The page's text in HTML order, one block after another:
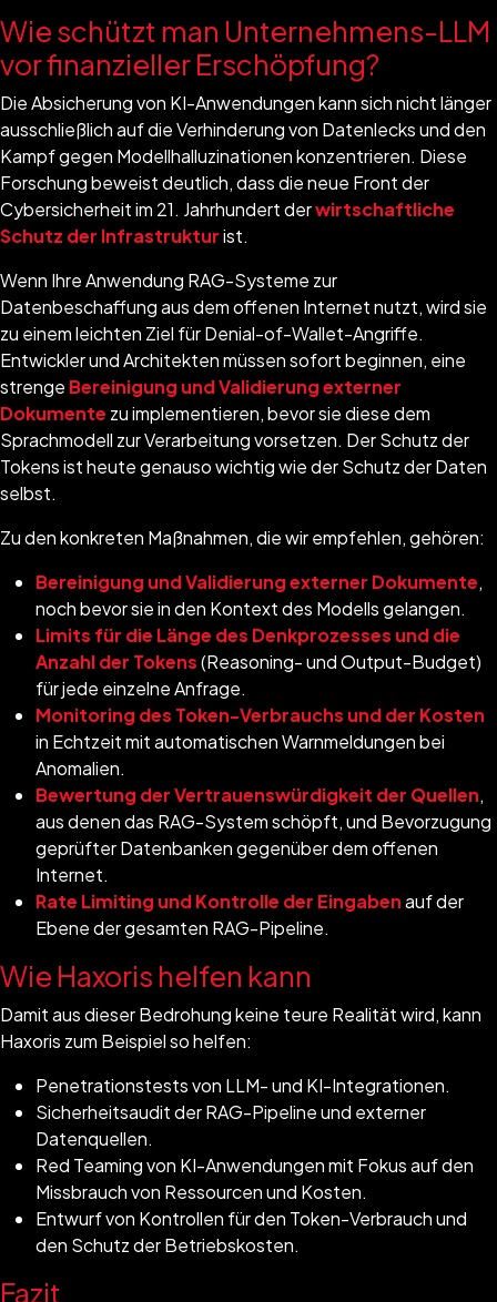
Wie schützt man Unternehmens-LLM
vor finanzieller Erschöpfung?
Die Absicherung von KI-Anwendungen kann sich nicht länger
ausschließlich auf die Verhinderung von Datenlecks und den
Kampf gegen Modellhalluzinationen konzentrieren. Diese
Forschung beweist deutlich, dass die neue Front der
Cybersicherheit im 21. Jahrhundert derwirtschaftliche
Schutz der Infrastrukturist.
Wenn Ihre Anwendung RAG-Systeme zur
Datenbeschaffung aus dem offenen Internet nutzt, wird sie
zu einem leichten Ziel für Denial-of-Wallet-Angriffe.
Entwickler und Architekten müssen sofort beginnen, eine
strenge Bereinigung und Validierung externer
Dokumente zu implementieren, bevor sie diese dem
Sprachmodell zur Verarbeitung vorsetzen. Der Schutz der
Tokens ist heute genauso wichtig wie der Schutz der Daten
selbst.
Zu den konkreten Maßnahmen, die wir empfehlen, gehören:
Bereinigung und Validierung externer Dokumente,
noch bevor sie in den Kontext des Modells gelangen.
Limits für die Länge des Denkprozesses und die
Anzahl der Tokens(Reasoning- und Output-Budget)
für jede einzelne Anfrage.
Monitoring des Token-Verbrauchs und der Kosten
in Echtzeit mit automatischen Warnmeldungen bei
Anomalien.
Bewertung der Vertrauenswürdigkeit der Quellen,
aus denen das RAG-System schöpft, und Bevorzugung
geprüfter Datenbanken gegenüber dem offenen
Internet.
Rate Limiting und Kontrolle der Eingabenauf der
Ebene der gesamten RAG-Pipeline.
Wie Haxoris helfen kann
Damit aus dieser Bedrohung keine teure Realität wird, kann
Haxoris zum Beispiel so helfen:
Penetrationstests von LLM- und KI-Integrationen.
Sicherheitsaudit der RAG-Pipeline und externer
Datenquellen.
Red Teaming von KI-Anwendungen mit Fokus auf den
Missbrauch von Ressourcen und Kosten.
Entwurf von Kontrollen für den Token-Verbrauch und
den Schutz der Betriebskosten.
Fazit